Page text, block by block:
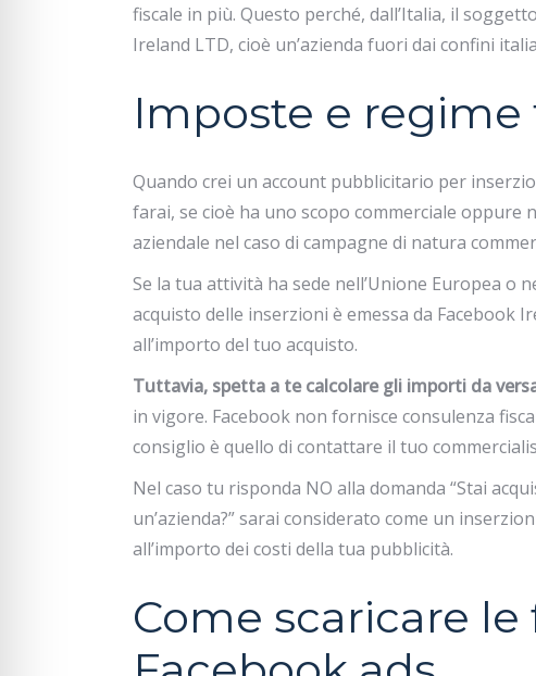
fiscale in più. Questo perché, dall’Italia, il
Ireland LTD, cioè un’azienda fuori dai confini
Imposte e regime
Quando crei un account pubblicitario per
farai, se cioè ha uno scopo commerciale
aziendale nel caso di campagne di natura
Se la tua attività ha sede nell’Unione Europea o
acquisto delle inserzioni è emessa da Facebook
all’importo del tuo acquisto.
Tuttavia, spetta a te calcolare gli importi da
in vigore. Facebook non fornisce consulenza
consiglio è quello di contattare il tuo
Nel caso tu risponda NO alla domanda “Stai
un’azienda?” sarai considerato come un
all’importo dei costi della tua pubblicità.
Come scaricare